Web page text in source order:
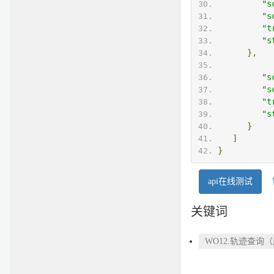
},
}
]
}
api在线测试
关键词
WO12.轨迹查询